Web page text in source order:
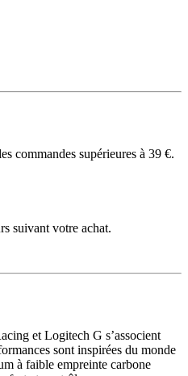
commandes supérieures à 39 €.
suivant votre achat.
et Logitech G s’associent
sont inspirées du monde
à faible empreinte carbone